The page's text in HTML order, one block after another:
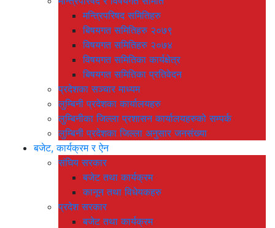
मन्त्रिपरिषद समितिहरु
बिषयगत समितिहरु २०७९
विषयगत समितिहरु २०७४
विषयगत समितिका कार्यक्षेत्र
बिषयगत समितिका प्रतिवेदन
प्रदेशका सञ्चार माध्यम
लुम्बिनी प्रदेशका कार्यालयहरु
लुम्बिनीका जिल्ला प्रशासन कार्यालयहरुको सम्पर्क
लुम्बिनी प्रदेशका जिल्ला अनुसार जनसंख्या
बजेट, कार्यक्रम र ऐन
संघिय सरकार
बजेट तथा कार्यक्रम
कानून तथा विधेयकहरु
प्रदेश सरकार
बजेट तथा कार्यक्रम